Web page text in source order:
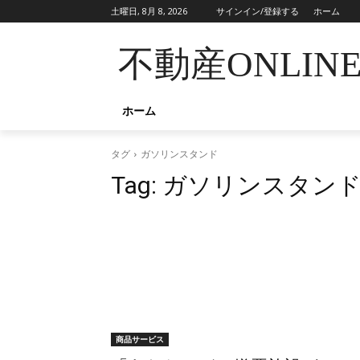
土曜日, 8月 8, 2026 サインイン/登録する ホーム
不動産
ホーム
タグ ガソリンスタンド
Tag: ガソリンスタン
商品サービス